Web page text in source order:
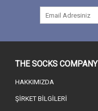
THE SOCKS COMPANY
HAKKIMIZDA
ŞİRKET BİLGİLERİ